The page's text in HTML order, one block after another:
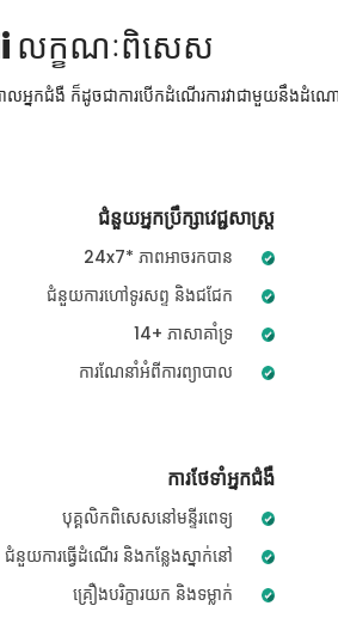
លក្ខណៈពិសេស
ាបាលអ្នកជំងឺ ក៏ដូចជាការបើកដំណើរការវាជាមួយនឹង
ជំនួយអ្នកប្រឹក្សាវេជ្ជសាស្ត្រ
24x7* ភាពអាចរកបាន
ជំនួយការហៅទូរសព្ទ និងជជែក
14+ ភាសាគាំទ្រ
ការណែនាំអំពីការព្យាបាល
ការថែទាំអ្នកជំងឺ
បុគ្គលិកពិសេសនៅមន្ទីរពេទ្យ
ជំនួយការធ្វើដំណើរ និងកន្លែងស្នាក់នៅ
គ្រឿងបរិក្ខារយក និងទម្លាក់